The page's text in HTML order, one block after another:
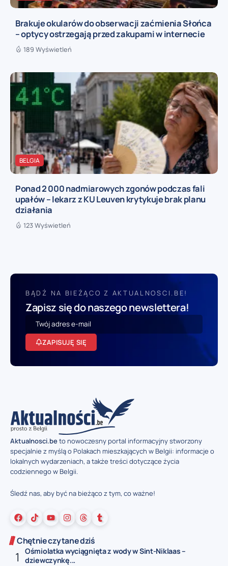
Brakuje okularów do obserwacji zaćmienia Słońca
– optycy ostrzegają przed zakupami w internecie
189 Wyświetleń
BELGIA
Ponad 2 000 nadmiarowych zgonów podczas fali
upałów – lekarz z KU Leuven krytykuje brak planu
działania
123 Wyświetleń
BĄDŹ NA BIEŻĄCO Z AKTUALNOSCI.BE!
Zapisz się do naszego newslettera!
ZAPISUJĘ SIĘ
Aktualnosci.beto nowoczesny portal informacyjny stworzony
specjalnie z myślą o Polakach mieszkających w Belgii: informacje o
lokalnych wydarzeniach, a także treści dotyczące życia
codziennego w Belgii.
Śledź nas, aby być na bieżąco z tym, co ważne!
Chętnie czytane dziś
Ośmiolatka wyciągnięta z wody w Sint-Niklaas –
dziewczynkę...